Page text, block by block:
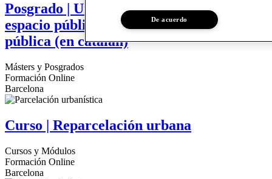
Posgrado | Urbanismo, edificación y
espacio público en la administración
pública (en catalán)
Másters y Posgrados
Formación Online
Barcelona
Curso | Reparcelación urbana
Cursos y Módulos
Formación Online
Barcelona
De acuerdo